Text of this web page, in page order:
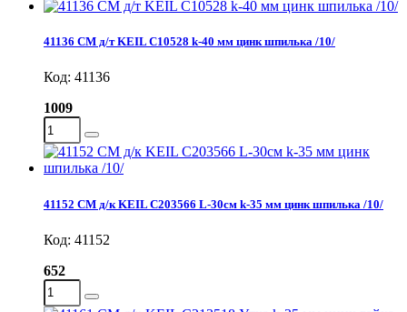
41136 СМ д/т KEIL C10528 k-40 мм цинк шпилька /10/
Код: 41136
1009
41152 СМ д/к KEIL C203566 L-30см k-35 мм цинк шпилька /10/
Код: 41152
652